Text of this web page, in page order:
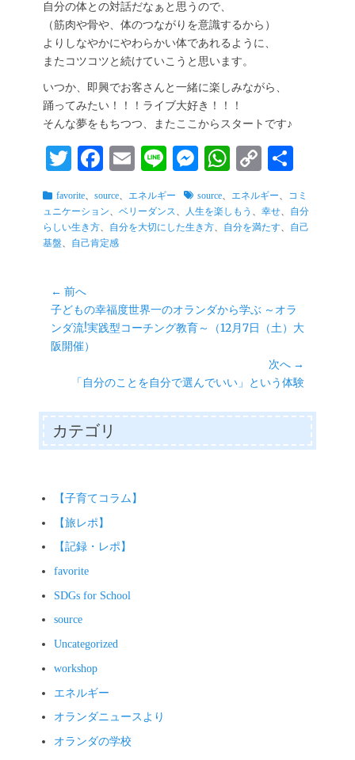
自分の体との対話だなぁと思うので、
（筋肉や骨や、体のつながりを意識するから）
よりしなやかにやわらかい体であれるように、
またコツコツと続けていこうと思います。
いつか、即興でお客さんと一緒に楽しみながら、
踊ってみたい！！！ライブ大好き！！！
そんな夢をもちつつ、またここからスタートです♪
T
tte
r
Fa
bo
ok
E
ail
Li
ne
M
se
ng
W
ts
A
C
op
y
Li
カ
テ
ゴ
リ
favorite、 source、 エネルギー
タ
グ
source、 エネルギー、 コミ
ュニケーション、 ベリーダンス、 人生を楽しもう 、 幸せ、 自分
らしい生き方、 自分を大切にした生き方、 自分を満たす、 自己
基盤、 自己肯定感
投
稿
ナ
ビ
シ
ョ
← 前へ
前
の
投
子どもの幸福度世界一のオランダから学ぶ ～オラ
ンダ流!実践型コーチング教育～（12月7日（土）大
阪開催）
次へ →
投
稿:
「自分のことを自分で選んでいい」という体験
カテゴリ
【子育てコラム】
【旅レポ】
【記録・レポ】
favorite
SDGs for School
source
Uncategorized
workshop
エネルギー
オランダニュースより
オランダの学校